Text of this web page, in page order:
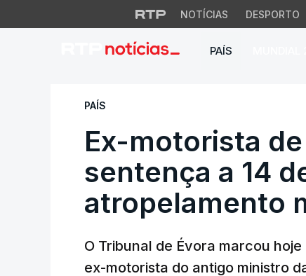
NOTÍCIAS DESPORTO
PAÍS
Ex-motorista de
PAÍS
Ex-motorista
sentença a 14
atropelamento
O Tribunal de Évora marcou
ex-motorista do antigo ministro